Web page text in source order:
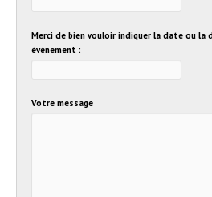
Merci de bien vouloir indiquer la date ou la
événement :
Votre message